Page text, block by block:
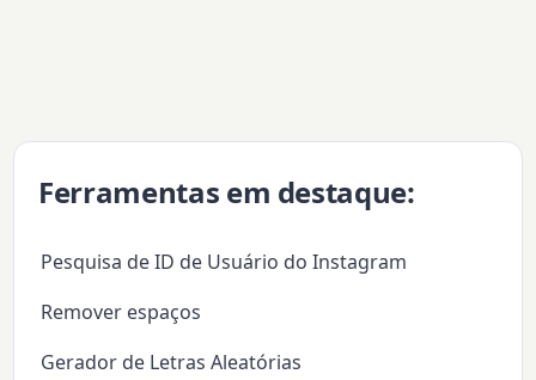
Ferramentas em destaque:
Pesquisa de ID de Usuário do Instagram
Remover espaços
Gerador de Letras Aleatórias